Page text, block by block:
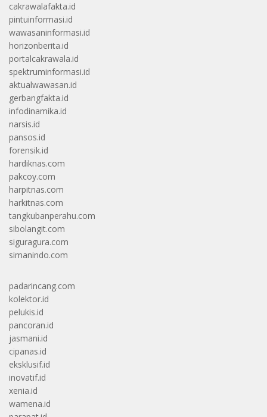
cakrawalafakta.id
pintuinformasi.id
wawasaninformasi.id
horizonberita.id
portalcakrawala.id
spektruminformasi.id
aktualwawasan.id
gerbangfakta.id
infodinamika.id
narsis.id
pansos.id
forensik.id
hardiknas.com
pakcoy.com
harpitnas.com
harkitnas.com
tangkubanperahu.com
sibolangit.com
siguragura.com
simanindo.com
padarincang.com
kolektor.id
pelukis.id
pancoran.id
jasmani.id
cipanas.id
eksklusif.id
inovatif.id
xenia.id
wamena.id